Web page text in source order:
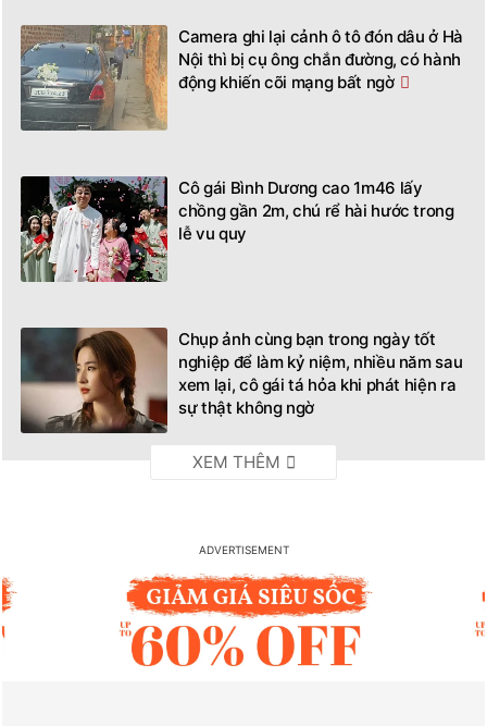
Camera ghi lại cảnh ô tô đón dâu ở Hà
Nội thì bị cụ ông chắn đường, có hành
động khiến cõi mạng bất ngờ
Cô gái Bình Dương cao 1m46 lấy
chồng gần 2m, chú rể hài hước trong
lễ vu quy
Chụp ảnh cùng bạn trong ngày tốt
nghiệp để làm kỷ niệm, nhiều năm sau
xem lại, cô gái tá hỏa khi phát hiện ra
sự thật không ngờ